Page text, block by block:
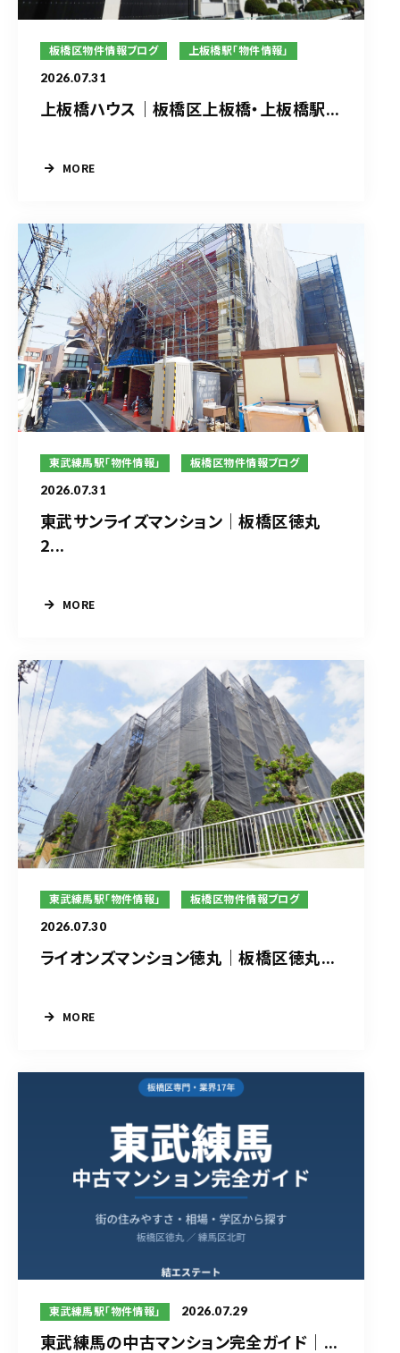
板橋区物件情報ブログ 上板橋駅「物件情報」
2026.07.31
上板橋ハウス｜板橋区上板橋・上板橋駅...
MORE
東武練馬駅「物件情報」 板橋区物件情報ブログ
2026.07.31
東武サンライズマンション｜板橋区徳丸
2...
MORE
東武練馬駅「物件情報」 板橋区物件情報ブログ
2026.07.30
ライオンズマンション徳丸｜板橋区徳丸...
MORE
東武練馬駅「物件情報」 2026.07.29
東武練馬の中古マンション完全ガイド｜...